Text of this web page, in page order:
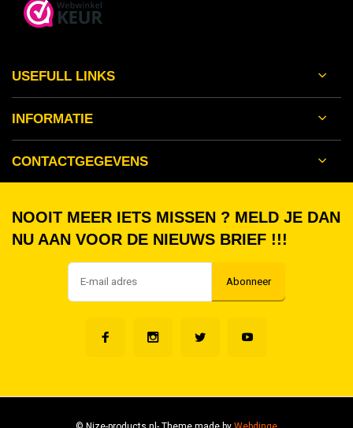
USEFULL LINKS
INFORMATIE
CONTACTGEGEVENS
NOOIT MEER IETS MISSEN ? MELD JE DAN
NU AAN VOOR DE NIEUWS BRIEF !!!
Abonneer